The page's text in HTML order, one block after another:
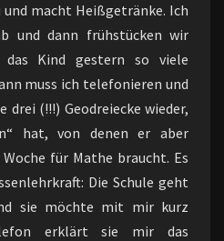
macht Heißgetränke. Ich
und dann frühstücken wir
das Kind gestern so viele
muss ich telefonieren und
(!!!) Geodreiecke wieder,
hat, von denen er aber
für Mathe braucht. Es
Die Schule geht
sie möchte mit mir kurz
erklärt sie mir das